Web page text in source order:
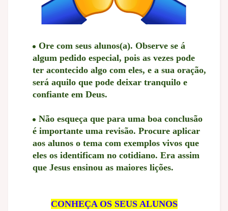
Ore com seus alunos(a). Observe se á
algum pedido especial, pois as vezes pode
ter acontecido algo com eles, e a sua oração,
será aquilo que pode deixar tranquilo e
confiante em Deus.
Não esqueça que para uma boa conclusão
é importante uma revisão. Procure aplicar
aos alunos o tema com exemplos vivos que
eles os identificam no cotidiano. Era assim
que Jesus ensinou as maiores lições.
CONHEÇA OS SEUS ALUNOS